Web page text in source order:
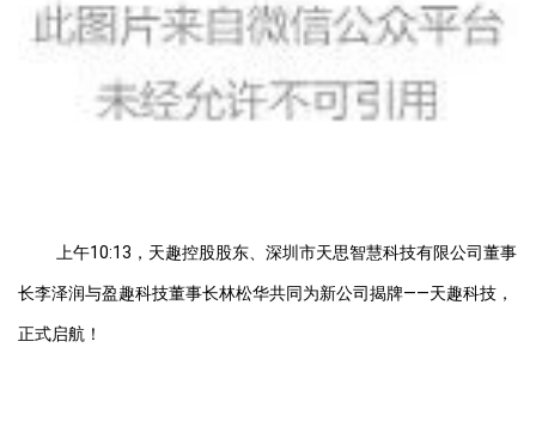
上午10:13，天趣控股股东、深圳市天思智慧科技有限公司董事
长李泽润与盈趣科技董事长林松华共同为新公司揭牌——天趣科技，
正式启航！